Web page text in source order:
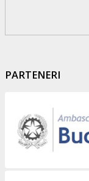
PARTENERI